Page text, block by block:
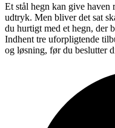
Et stål hegn kan give haven
udtryk. Men bliver det sat
du hurtigt med et hegn, der
Indhent tre uforpligtende
og løsning, før du beslutter